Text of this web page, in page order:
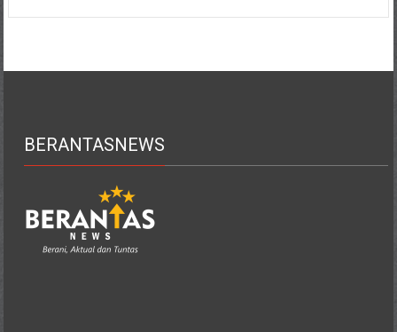
BERANTASNEWS